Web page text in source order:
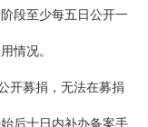
段至少每五日公开一
情况。
开募捐，无法在募捐
后十日内补办备案手